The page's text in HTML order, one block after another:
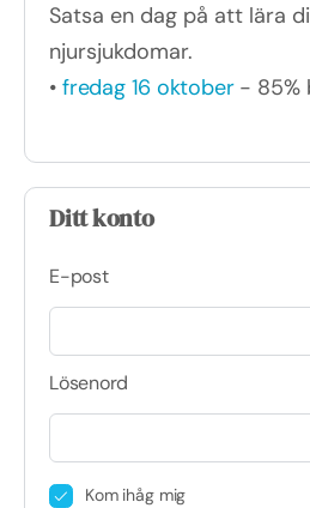
Satsa en dag på att lära
njursjukdomar.
• fredag 16 oktober- 85%
Ditt konto
E-post
Lösenord
Kom ihåg mig